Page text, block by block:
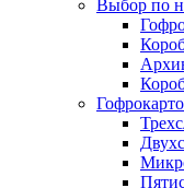
Выбор по